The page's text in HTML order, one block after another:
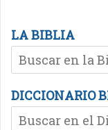
LA BIBLIA
DICCIONARIO